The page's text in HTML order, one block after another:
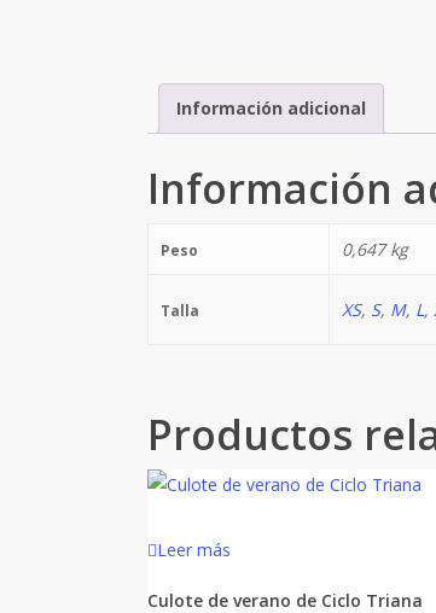
Información adicional
Información
Peso 0,647 kg
Talla XS, S, M, L,
Productos
Leer más
Culote de verano de Ciclo Triana